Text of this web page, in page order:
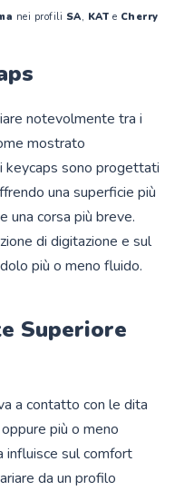
nei profili SA, KAT e Cherry
notevolmente tra i
mostrato
keycaps sono progettati
una superficie più
una corsa più breve.
di digitazione e sul
più o meno fluido.
Superiore
a contatto con le dita
più o meno
influisce sul comfort
da un profilo